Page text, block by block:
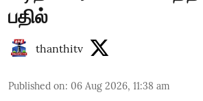
பதில்
thanthitv
Published on: 06 Aug 2026, 11:38 am